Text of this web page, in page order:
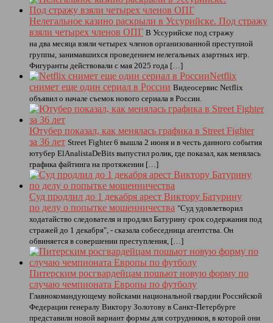
Нелегальное казино раскрыли в Уссурийске. Под стражу
взяли четырех членов ОПГ В Уссурийске под стражу
на два месяца взяли четырех членов организованной преступной
группы, занимавшихся проведением нелегальных азартных игр.
Фигуранты действовали с мая 2025 года […]
Netflix
снимет еще один сериал в России Видеосервис Netflix
объявил о начале съемок нового сериала в России.
Ютубер показал, как менялась графика в Street Fighter
за 36 лет Street Fighter 6 вышла 2 июня и в честь данного события
ютубер ElAnalistaDeBits выпустил ролик, где показал, как менялась
графика файтинга на протяжении […]
Суд продлил до 1 декабря арест Виктору Батурину
по делу о попытке мошенничества "Суд удовлетворил
ходатайство следователя и продлил Батурину срок содержания под
стражей до 1 декабря", - сказала собеседница агентства. Он
обвиняется в совершении преступления, […]
Питерским росгвардейцам пошьют новую форму по
случаю чемпионата Европы по футболу
Главнокомандующему войсками национальной гвардии Российской
Федерации генералу Виктору Золотову в Санкт-Петербурге
представили новой вариант формы для сотрудников, в которой они